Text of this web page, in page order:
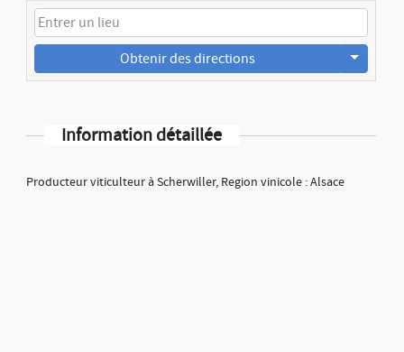
Obtenir des directions
Information détaillée
Producteur viticulteur à Scherwiller, Region vinicole : Alsace